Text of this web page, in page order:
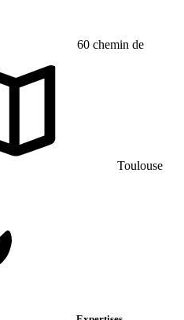
60 chemin de
Toulouse